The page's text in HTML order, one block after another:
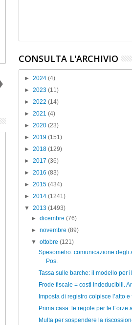
CONSULTA L'ARCHIVIO
► 2024 (4)
► 2023 (11)
► 2022 (14)
► 2021 (4)
► 2020 (23)
► 2019 (151)
► 2018 (129)
► 2017 (36)
► 2016 (83)
► 2015 (434)
► 2014 (1241)
▼ 2013 (1493)
► dicembre (76)
► novembre (89)
▼ ottobre (121)
Spesometro: comunicazione degli
Pos.
Tassa sulle barche: il modello per
Frode fiscale = costi indeducibili.
Imposta di registro colpisce l’atto
Prima casa: le regole per le Forze
Multa per sospendere la